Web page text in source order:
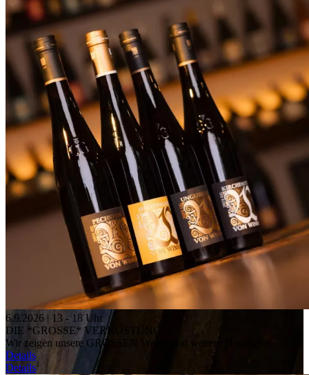
6.9.2026 | 13 - 18 Uhr
DIE *GROSSE* VERKOSTUNG
Wir zeigen unsere GROSSEN Weine und weitere Highlights
Details
Details